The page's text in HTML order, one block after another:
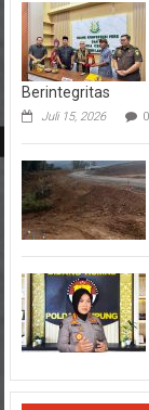
Berintegritas
Juli 15, 2026 0